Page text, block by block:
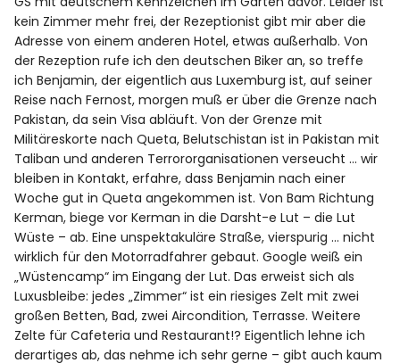
kein Zimmer mehr frei, der Rezeptionist gibt mir aber die
Adresse von einem anderen Hotel, etwas außerhalb. Von
der Rezeption rufe ich den deutschen Biker an, so treffe
ich Benjamin, der eigentlich aus Luxemburg ist, auf seiner
Reise nach Fernost, morgen muß er über die Grenze nach
Pakistan, da sein Visa abläuft. Von der Grenze mit
Militäreskorte nach Queta, Belutschistan ist in Pakistan mit
Taliban und anderen Terrororganisationen verseucht … wir
bleiben in Kontakt, erfahre, dass Benjamin nach einer
Woche gut in Queta angekommen ist. Von Bam Richtung
Kerman, biege vor Kerman in die Darsht-e Lut – die Lut
Wüste – ab. Eine unspektakuläre Straße, vierspurig … nicht
wirklich für den Motorradfahrer gebaut. Google weiß ein
„Wüstencamp“ im Eingang der Lut. Das erweist sich als
Luxusbleibe: jedes „Zimmer“ ist ein riesiges Zelt mit zwei
großen Betten, Bad, zwei Aircondition, Terrasse. Weitere
Zelte für Cafeteria und Restaurant!? Eigentlich lehne ich
derartiges ab, das nehme ich sehr gerne – gibt auch kaum